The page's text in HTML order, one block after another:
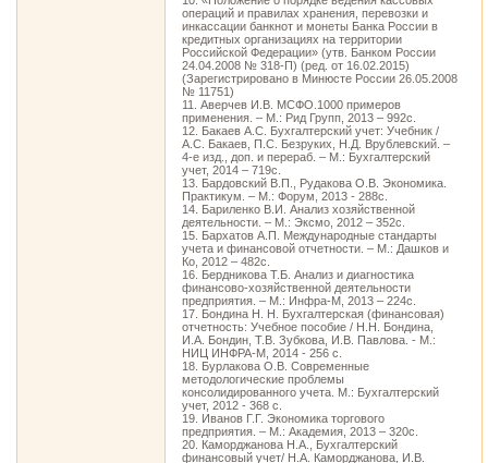
операций и правилах хранения, перевозки и
инкассации банкнот и монеты Банка России в
кредитных организациях на территории
Российской Федерации» (утв. Банком России
24.04.2008 № 318-П) (ред. от 16.02.2015)
(Зарегистрировано в Минюсте России 26.05.2008
№ 11751)
11. Аверчев И.В. МСФО.1000 примеров
применения. – М.: Рид Групп, 2013 – 992с.
12. Бакаев А.С. Бухгалтерский учет: Учебник /
А.С. Бакаев, П.С. Безруких, Н.Д. Врублевский. –
4-е изд., доп. и перераб. – М.: Бухгалтерский
учет, 2014 – 719с.
13. Бардовский В.П., Рудакова О.В. Экономика.
Практикум. – М.: Форум, 2013 - 288с.
14. Бариленко В.И. Анализ хозяйственной
деятельности. – М.: Эксмо, 2012 – 352с.
15. Бархатов А.П. Международные стандарты
учета и финансовой отчетности. – М.: Дашков и
Ко, 2012 – 482с.
16. Бердникова Т.Б. Анализ и диагностика
финансово-хозяйственной деятельности
предприятия. – М.: Инфра-М, 2013 – 224с.
17. Бондина Н. Н. Бухгалтерская (финансовая)
отчетность: Учебное пособие / Н.Н. Бондина,
И.А. Бондин, Т.В. Зубкова, И.В. Павлова. - М.:
НИЦ ИНФРА-М, 2014 - 256 с.
18. Бурлакова О.В. Современные
методологические проблемы
консолидированного учета. М.: Бухгалтерский
учет, 2012 - 368 с.
19. Иванов Г.Г. Экономика торгового
предприятия. – М.: Академия, 2013 – 320с.
20. Каморджанова Н.А., Бухгалтерский
финансовый учет/ Н.А. Каморджанова, И.В.